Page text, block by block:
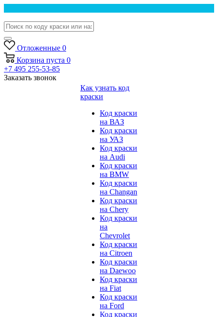
Отложенные 0
Корзина пуста 0
+7 495 255-53-85
Заказать звонок
Как узнать код
краски
Код краски
на ВАЗ
Код краски
на УАЗ
Код краски
на Audi
Код краски
на BMW
Код краски
на Changan
Код краски
на Chery
Код краски
на
Chevrolet
Код краски
на Citroen
Код краски
на Daewoo
Код краски
на Fiat
Код краски
на Ford
Код краски